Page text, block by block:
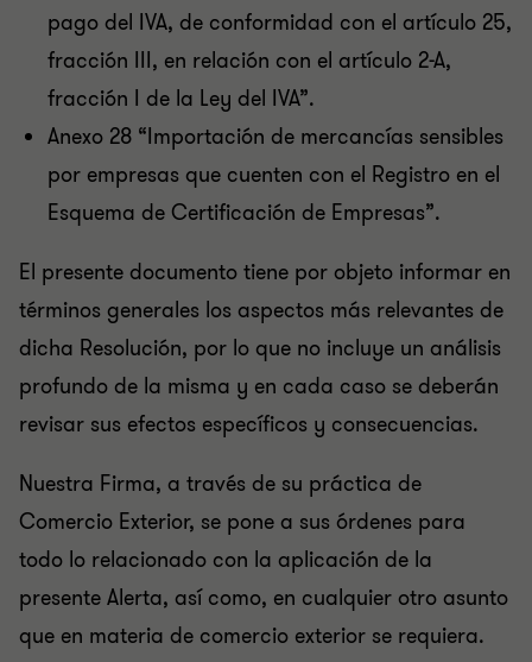
pago del IVA, de conformidad con el artículo 25,
fracción III, en relación con el artículo 2-A,
fracción I de la Ley del IVA”.
Anexo 28 “Importación de mercancías sensibles
por empresas que cuenten con el Registro en el
Esquema de Certificación de Empresas”.
El presente documento tiene por objeto informar en
términos generales los aspectos más relevantes de
dicha Resolución, por lo que no incluye un análisis
profundo de la misma y en cada caso se deberán
revisar sus efectos específicos y consecuencias.
Nuestra Firma, a través de su práctica de
Comercio Exterior, se pone a sus órdenes para
todo lo relacionado con la aplicación de la
presente Alerta, así como, en cualquier otro asunto
que en materia de comercio exterior se requiera.